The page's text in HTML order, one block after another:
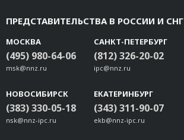
ПРЕДСТАВИТЕЛЬСТВА В РОССИИ И СНГ
МОСКВА
(495) 980-64-06
msk@nnz.ru
САНКТ-ПЕТЕРБУРГ
(812) 326-20-02
ipc@nnz.ru
НОВОСИБИРСК
(383) 330-05-18
nsk@nnz-ipc.ru
ЕКАТЕРИНБУРГ
(343) 311-90-07
ekb@nnz-ipc.ru